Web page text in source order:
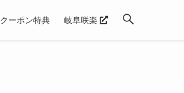
クーポン特典 岐阜咲楽